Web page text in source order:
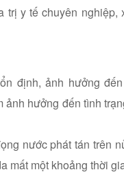
y tế chuyên
định, ảnh hưởng
hưởng đến tình
nước phát tán trên
mất một khoảng thời